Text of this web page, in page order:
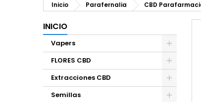
Inicio Parafernalia CBD
INICIO
Vapers
FLORES CBD
Extracciones CBD
Semillas